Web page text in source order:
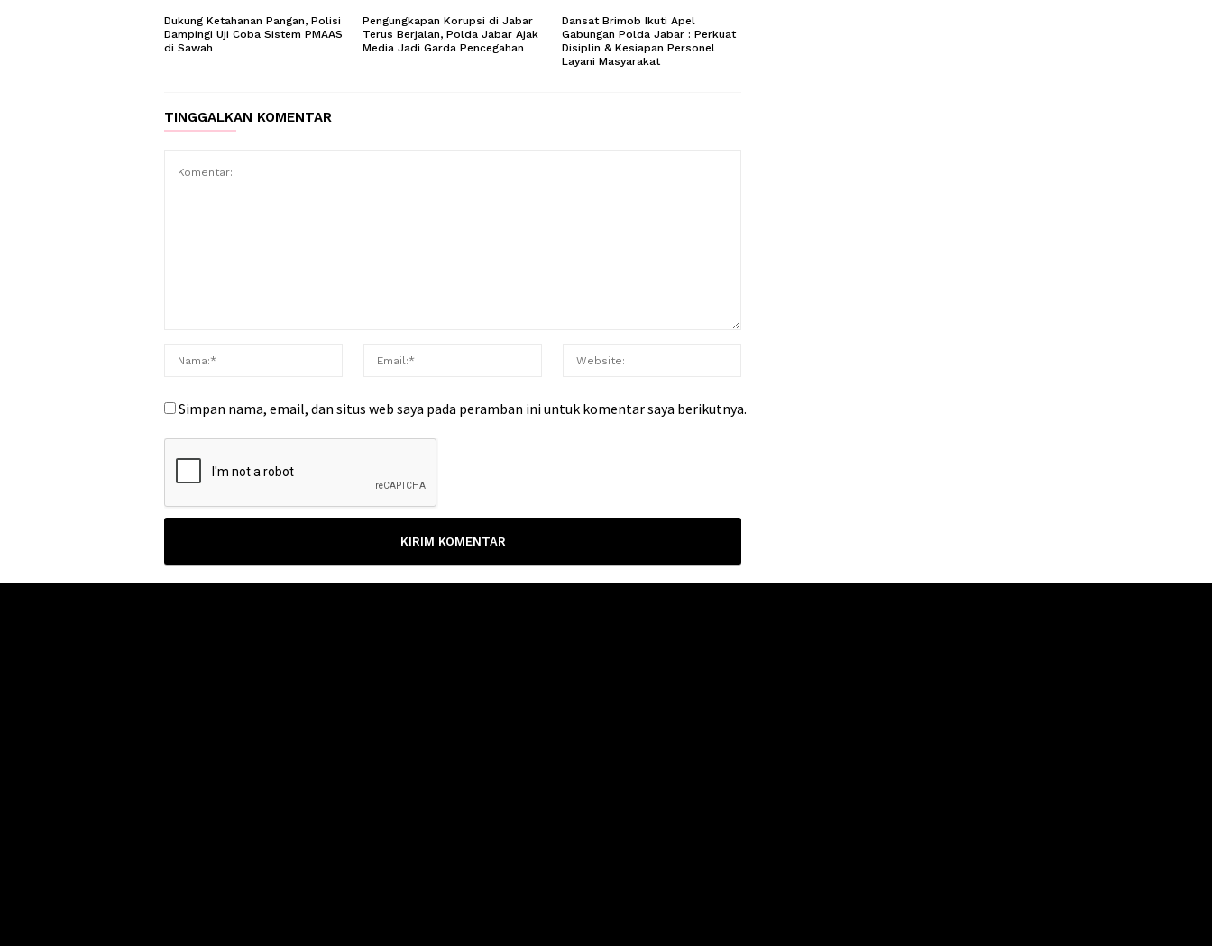
Dukung Ketahanan Pangan, Polisi
Dampingi Uji Coba Sistem PMAAS
di Sawah
Pengungkapan Korupsi di Jabar
Terus Berjalan, Polda Jabar Ajak
Media Jadi Garda Pencegahan
Dansat Brimob Ikuti Apel
Gabungan Polda Jabar : Perkuat
Disiplin & Kesiapan Personel
Layani Masyarakat
TINGGALKAN KOMENTAR
Simpan nama, email, dan situs web saya pada peramban ini untuk komentar saya berikutnya.